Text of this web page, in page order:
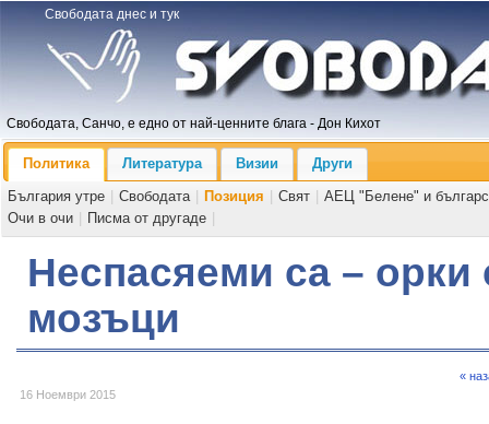
Свободата днес и тук
Свободата, Санчо, е едно от най-ценните блага - Дон Кихот
Политика Литература Визии
Други
България утре
Свободата Позиция Свят
АЕЦ "Белене" и
Очи в очи
Писма от другаде
​Неспасяеми са – орки
мозъци
16 Ноември 2015
«